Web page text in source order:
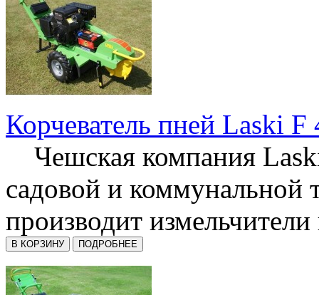
Корчеватель пней Laski F
Чешская компания
садовой и коммунальной
производит